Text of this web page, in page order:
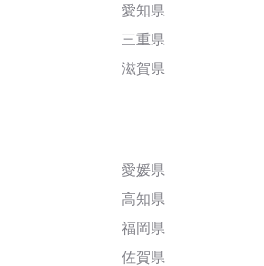
愛知県
三重県
滋賀県
愛媛県
高知県
福岡県
佐賀県